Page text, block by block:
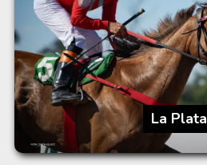
La Plata